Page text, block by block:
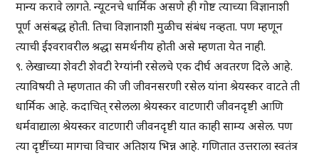
मान्य करावे लागते. न्यूटनचे धार्मिक असणे ही गोष्ट त्याच्या विज्ञानाशी
पूर्ण असंबद्ध होती. तिचा विज्ञानाशी मुळीच संबंध नव्हता. पण म्हणून
त्याची ईश्वरावरील श्रद्धा समर्थनीय होती असे म्हणता येत नाही.
९. लेखाच्या शेवटी शेवटी रेग्यांनी रसेलचे एक दीर्घ अवतरण दिले आहे.
त्याविषयी ते म्हणतात की जी जीवनसरणी रसेल यांना श्रेयस्कर वाटते ती
धार्मिक आहे. कदाचित् रसेलला श्रेयस्कर वाटणारी जीवनदृष्टी आणि
धर्मवाद्याला श्रेयस्कर वाटणारी जीवनदृष्टी यात काही साम्य असेल. पण
त्या दृष्टींच्या मागचा विचार अतिशय भिन्न आहे. गणितात उत्तराला स्वतंत्र